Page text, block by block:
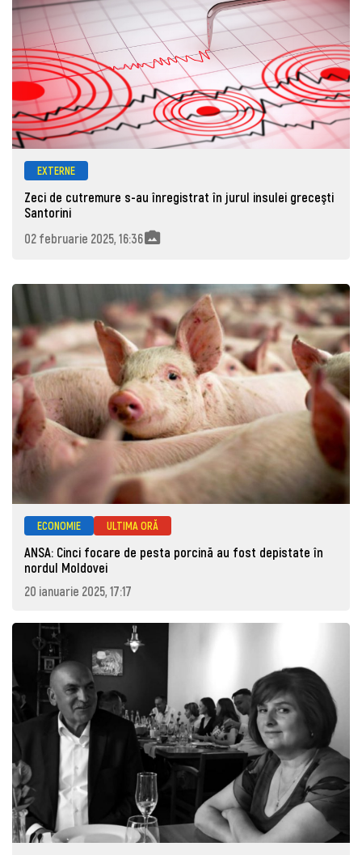
EXTERNE
Zeci de cutremure s-au înregistrat în jurul insulei greceşti
Santorini
02 februarie 2025, 16:36
ECONOMIE ULTIMA ORĂ
ANSA: Cinci focare de pesta porcină au fost depistate în
nordul Moldovei
20 ianuarie 2025, 17:17